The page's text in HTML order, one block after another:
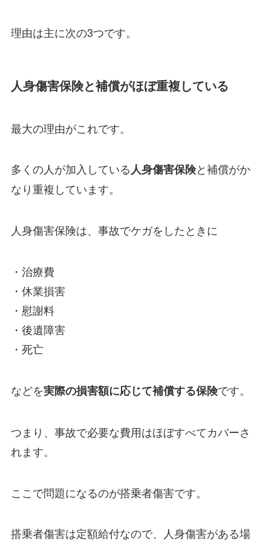
理由は主に次の3つです。
人身傷害保険と補償がほぼ重複している
最大の理由がこれです。
多くの人が加入している人身傷害保険と補償がか
なり重複しています。
人身傷害保険は、事故でケガをしたときに
・治療費
・休業損害
・慰謝料
・後遺障害
・死亡
などを実際の損害額に応じて補償する保険です。
つまり、事故で必要な費用はほぼすべてカバーさ
れます。
ここで問題になるのが搭乗者傷害です。
搭乗者傷害は定額給付なので、人身傷害がある場